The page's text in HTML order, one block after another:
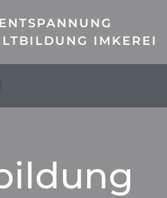
ENTSPANNUNG
IMKEREI